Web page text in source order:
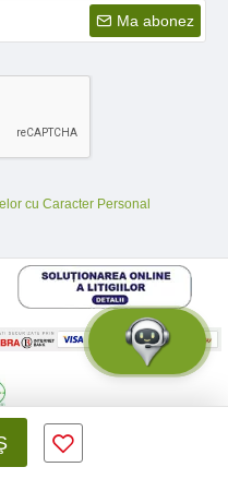
Ma abonez
cu Caracter Personal
| Nr. reg.: J12/3428/2012 -